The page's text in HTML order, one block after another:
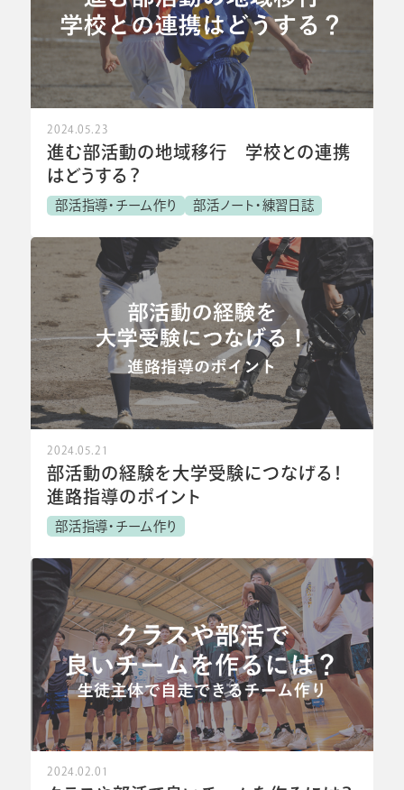
2024.05.23
進む部活動の地域移行 学校との連携
はどうする？
部活指導・チーム作り 部活ノート・練習日誌
2024.05.21
部活動の経験を大学受験につなげる！
進路指導のポイント
部活指導・チーム作り
2024.02.01